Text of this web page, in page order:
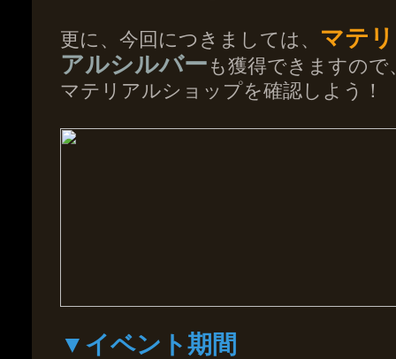
更に、今回につきましては、 マテ
アルシルバー も獲得できますので
マテリアルショップを確認しよう！
▼イベント期間